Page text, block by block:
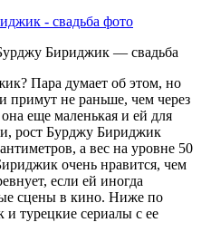
Бириджик — свадьба
Пара думает об этом, но
примут не раньше, чем через
она еще маленькая и ей для
рост Бурджу Бириджик
а вес на уровне 50
очень нравится, чем
если ей иногда
сцены в кино. Ниже по
турецкие сериалы с ее